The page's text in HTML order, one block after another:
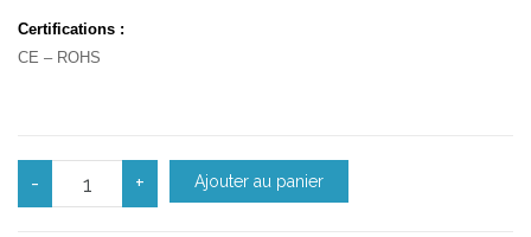
Certifications :
CE – ROHS
- quantité de Projecteur led pro 150W grande hauteur
+ Ajouter au panier